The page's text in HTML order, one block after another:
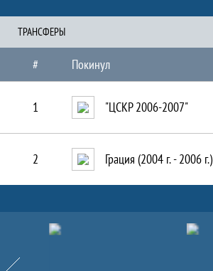
ТРАНCФЕРЫ
# Покинул
1 "ЦСКР 2006-2007"
2 Грация (2004 г. - 2006 г.)
Назад
Партнёры